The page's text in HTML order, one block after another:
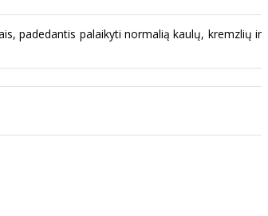
padedantis palaikyti normalią kaulų, kremzlių ir